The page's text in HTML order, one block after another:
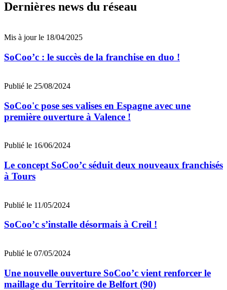
Dernières news du réseau
Mis à jour le 18/04/2025
SoCoo’c : le succès de la franchise en duo !
Publié le 25/08/2024
SoCoo'c pose ses valises en Espagne avec une
première ouverture à Valence !
Publié le 16/06/2024
Le concept SoCoo’c séduit deux nouveaux franchisés
à Tours
Publié le 11/05/2024
SoCoo’c s’installe désormais à Creil !
Publié le 07/05/2024
Une nouvelle ouverture SoCoo’c vient renforcer le
maillage du Territoire de Belfort (90)